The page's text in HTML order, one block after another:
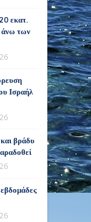
εκατ.
άνω των
Ισραήλ
βράδυ
εβδομάδες